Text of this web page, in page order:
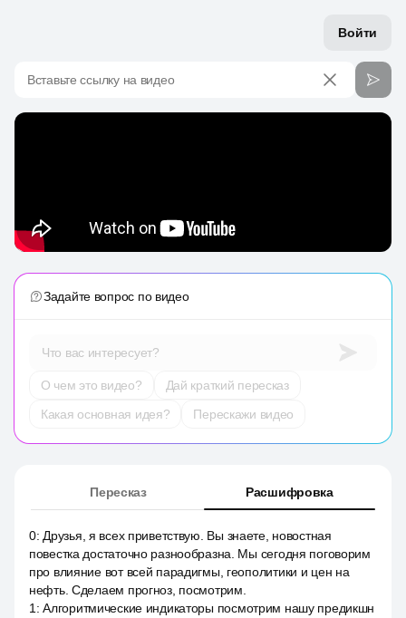
Войти
Вставьте ссылку на видео
Задайте вопрос по видео
Что вас интересует?
О чем это видео?
Дай краткий пересказ
Какая основная идея?
Перескажи видео
Пересказ Расшифровка
0: Друзья, я всех приветствую. Вы знаете, новостная
повестка достаточно разнообразна. Мы сегодня поговорим
про влияние вот всей парадигмы, геополитики и цен на
нефть. Сделаем прогноз, посмотрим.
1 :Алгоритмические индикаторы посмотрим нашу предикшн